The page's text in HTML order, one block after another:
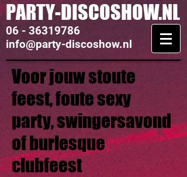
PARTY-DISCOSHOW.NL
06 - 36319786
info@party-discoshow.nl
Voor jouw stoute
feest, foute sexy
party, swingersavond
of burlesque
clubfeest
Sexy party